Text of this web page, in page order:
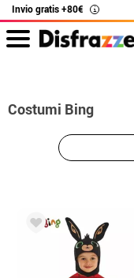
Invio gratis +80€ i
Costumi Bing